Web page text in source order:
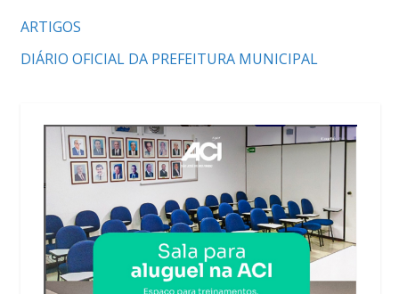
ARTIGOS
DIÁRIO OFICIAL DA PREFEITURA MUNICIPAL